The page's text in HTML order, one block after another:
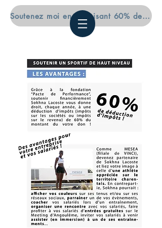
Soutenez moi en déduisant 60% de vos impôts (pro et particuliers)